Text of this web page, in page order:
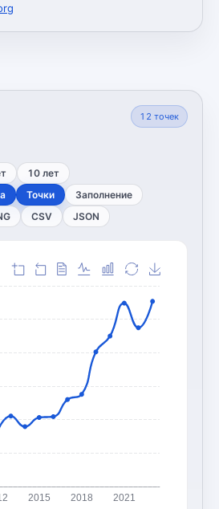
12 точек
10 лет
Точки Заполнение
CSV JSON
2015 2018 2021